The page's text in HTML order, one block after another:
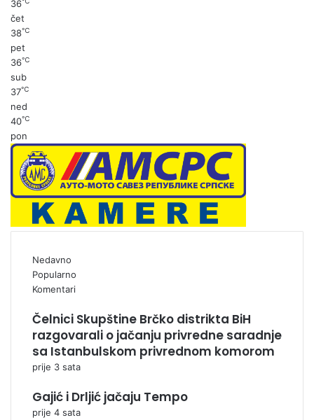
36
čet
38℃
pet
36℃
sub
37℃
ned
40℃
pon
Nedavno
Popularno
Komentari
Čelnici Skupštine Brčko distrikta BiH
razgovarali o jačanju privredne saradnje
sa Istanbulskom privrednom komorom
prije 3 sata
Gajić i Drljić jačaju Tempo
prije 4 sata